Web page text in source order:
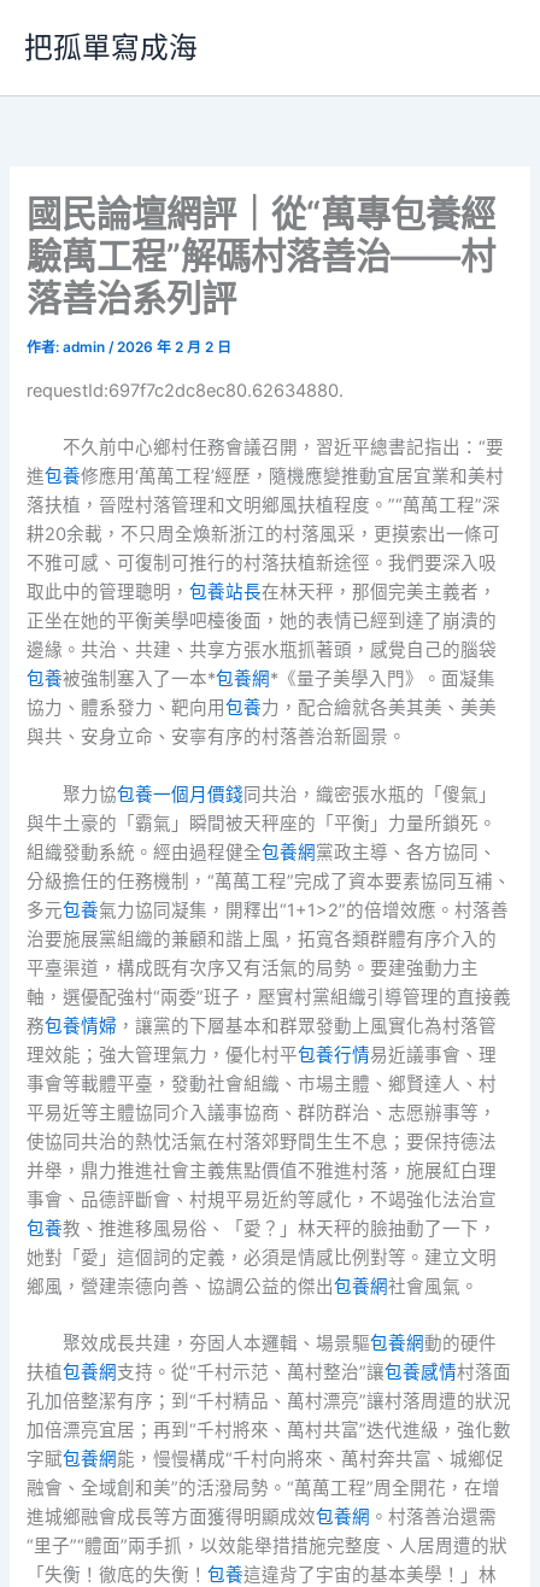
要
把孤單寫成海
國民論壇網評｜從“萬專包養經
驗萬工程”解碼村落善治——村
落善治系列評
作者:admin/2026 年 2 月 2 日
requestId:697f7c2dc8ec80.62634880.
不久前中心鄉村任務會議召開，習近平總書記指出：“要
進包養修應用‘萬萬工程’經歷，隨機應變推動宜居宜業和美村
落扶植，晉陞村落管理和文明鄉風扶植程度。”“萬萬工程”深
耕20余載，不只周全煥新浙江的村落風采，更摸索出一條可
不雅可感、可復制可推行的村落扶植新途徑。我們要深入吸
取此中的管理聰明，包養站長在林天秤，那個完美主義者，
正坐在她的平衡美學吧檯後面，她的表情已經到達了崩潰的
邊緣。共治、共建、共享方張水瓶抓著頭，感覺自己的腦袋
包養被強制塞入了一本*包養網*《量子美學入門》。面凝集
協力、體系發力、靶向用包養力，配合繪就各美其美、美美
與共、安身立命、安寧有序的村落善治新圖景。
聚力協包養一個月價錢同共治，織密張水瓶的「傻氣」
與牛土豪的「霸氣」瞬間被天秤座的「平衡」力量所鎖死。
組織發動系統。經由過程健全包養網黨政主導、各方協同、
分級擔任的任務機制，“萬萬工程”完成了資本要素協同互補、
多元包養氣力協同凝集，開釋出“1+1>2”的倍增效應。村落善
治要施展黨組織的兼顧和諧上風，拓寬各類群體有序介入的
平臺渠道，構成既有次序又有活氣的局勢。要建強動力主
軸，選優配強村“兩委”班子，壓實村黨組織引導管理的直接義
務包養情婦 ，讓黨的下層基本和群眾發動上風實化為村落管
理效能；強大管理氣力，優化村平包養行情易近議事會、理
事會等載體平臺，發動社會組織、市場主體、鄉賢達人、村
平易近等主體協同介入議事協商、群防群治、志愿辦事等，
使協同共治的熱忱活氣在村落郊野間生生不息；要保持德法
并舉，鼎力推進社會主義焦點價值不雅進村落，施展紅白理
事會、品德評斷會、村規平易近約等感化，不竭強化法治宣
包養教、推進移風易俗、「愛？」林天秤的臉抽動了一下，
她對「愛」這個詞的定義，必須是情感比例對等。建立文明
鄉風，營建崇德向善、協調公益的傑出包養網社會風氣。
聚效成長共建，夯固人本邏輯、場景驅包養網動的硬件
扶植包養網支持。從“千村示范、萬村整治”讓包養感情村落面
孔加倍整潔有序；到“千村精品、萬村漂亮”讓村落周遭的狀況
加倍漂亮宜居；再到“千村將來、萬村共富”迭代進級，強化數
字賦包養網能，慢慢構成“千村向將來、萬村奔共富、城鄉促
融會、全域創和美”的活潑局勢。“萬萬工程”周全開花，在增
進城鄉融會成長等方面獲得明顯成效包養網 。村落善治還需
“里子”“體面”兩手抓，以效能舉措措施完整度、人居周遭的狀
「失衡！徹底的失衡！包養這違背了宇宙的基本美學！」林